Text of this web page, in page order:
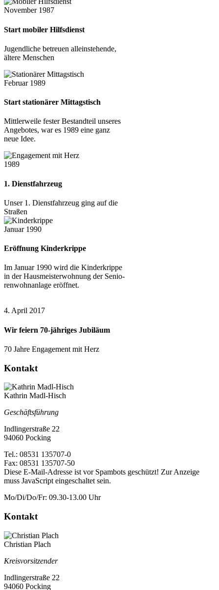
November 1987
Start mobiler Hilfsdienst
Jugendliche betreuen allein­stehende,
ältere Menschen
Februar 1989
Start stationärer Mittagstisch
Mittlerweile fester Be­stand­teil unseres
An­gebotes, war es 1989 eine ganz
neue Idee.
1989
1. Dienstfahrzeug
Unser 1. Dienstfahrzeug ging auf die
Straßen
Januar 1990
Eröffnung Kinderkrippe
Im Januar 1990 wird die Kinder­krippe
in der Haus­meis­ter­wohnung der Se­nio­
ren­wohn­anlage eröffnet.
4. April 2017
Wir feiern 70-jähriges Jubiläum
70 Jahre Engagement mit Herz
Kontakt
Kathrin Madl-Hisch
Geschäftsführung
Indlingerstraße 22
94060 Pocking
Tel.: 08531 135707-0
Fax: 08531 135707-50
Diese E-Mail-Adresse ist vor Spambots geschützt! Zur Anzeige
muss JavaScript eingeschaltet sein.
Mo/Di/Do/Fr: 09.30-13.00 Uhr
Kontakt
Christian Plach
Kreisvorsitzender
Indlingerstraße 22
94060 Pocking